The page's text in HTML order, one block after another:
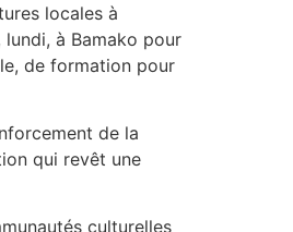
locales à
lundi, à Bamako pour
de formation pour
de la
qui revêt une
culturelles